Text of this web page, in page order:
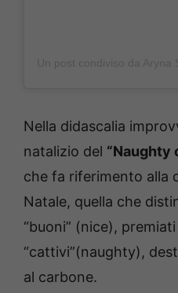
Nella didascalia
natalizio del “Naughty
che fa riferimento alla
Natale, quella che
“buoni” (nice),
“cattivi”(naughty),
al carbone.